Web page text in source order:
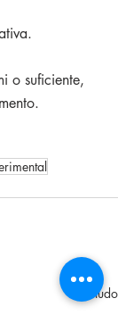
o suficiente,
Ver tudo